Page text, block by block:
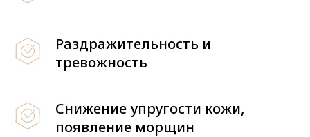
Раздражительность и
тревожность
Снижение упругости кожи,
появление морщин